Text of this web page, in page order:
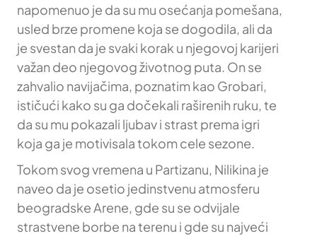
napomenuo je da su mu osećanja pomešana,
usled brze promene koja se dogodila, ali da
je svestan da je svaki korak u njegovoj karijeri
važan deo njegovog životnog puta. On se
zahvalio navijačima, poznatim kao Grobari,
ističući kako su ga dočekali raširenih ruku, te
da su mu pokazali ljubav i strast prema igri
koja ga je motivisala tokom cele sezone.
Tokom svog vremena u Partizanu, Nilikina je
naveo da je osetio jedinstvenu atmosferu
beogradske Arene, gde su se odvijale
strastvene borbe na terenu i gde su najveći